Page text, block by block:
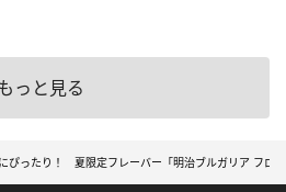
っと見る
ぴったり！ 夏限定フレーバー「明治ブルガリア フロ